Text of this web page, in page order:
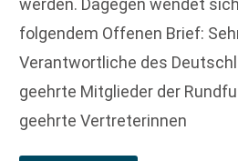
werden. Dagegen wendet
folgendem Offenen Brief:
Verantwortliche des
geehrte Mitglieder der
geehrte Vertreterinnen